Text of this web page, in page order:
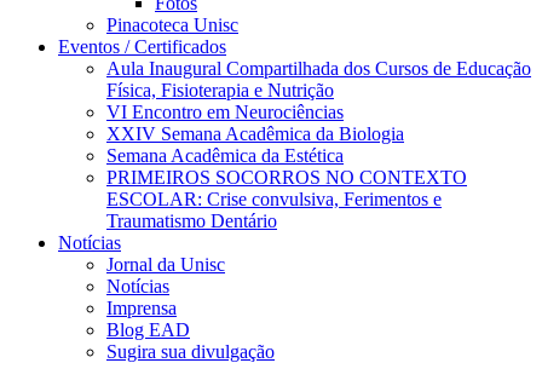
Pinacoteca Unisc
Eventos / Certificados
Aula Inaugural Compartilhada dos Cursos de Educação
Física, Fisioterapia e Nutrição
VI Encontro em Neurociências
XXIV Semana Acadêmica da Biologia
Semana Acadêmica da Estética
PRIMEIROS SOCORROS NO CONTEXTO
ESCOLAR: Crise convulsiva, Ferimentos e
Traumatismo Dentário
Notícias
Jornal da Unisc
Notícias
Imprensa
Blog EAD
Sugira sua divulgação